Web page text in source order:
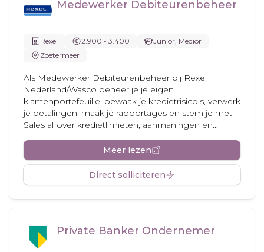
Medewerker Debiteurenbeheer
Rexel 2.900 - 3.400
Junior, Medior
Zoetermeer
Als Medewerker Debiteurenbeheer bij Rexel
Nederland/Wasco beheer je je eigen
klantenportefeuille, bewaak je kredietrisico’s, verwerk
je betalingen, maak je rapportages en stem je met
Sales af over kredietlimieten, aanmaningen en...
Meer lezen
Direct solliciteren
Private Banker Ondernemer